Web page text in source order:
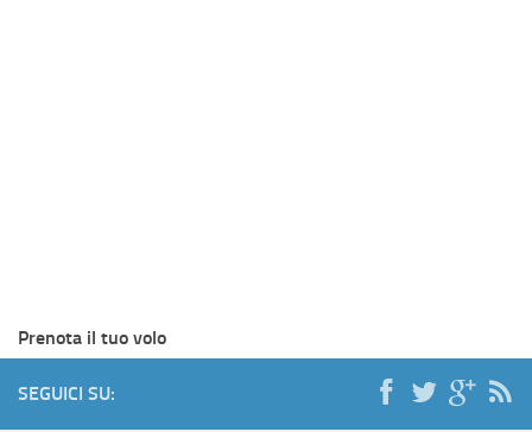
Prenota il tuo volo
SEGUICI SU: